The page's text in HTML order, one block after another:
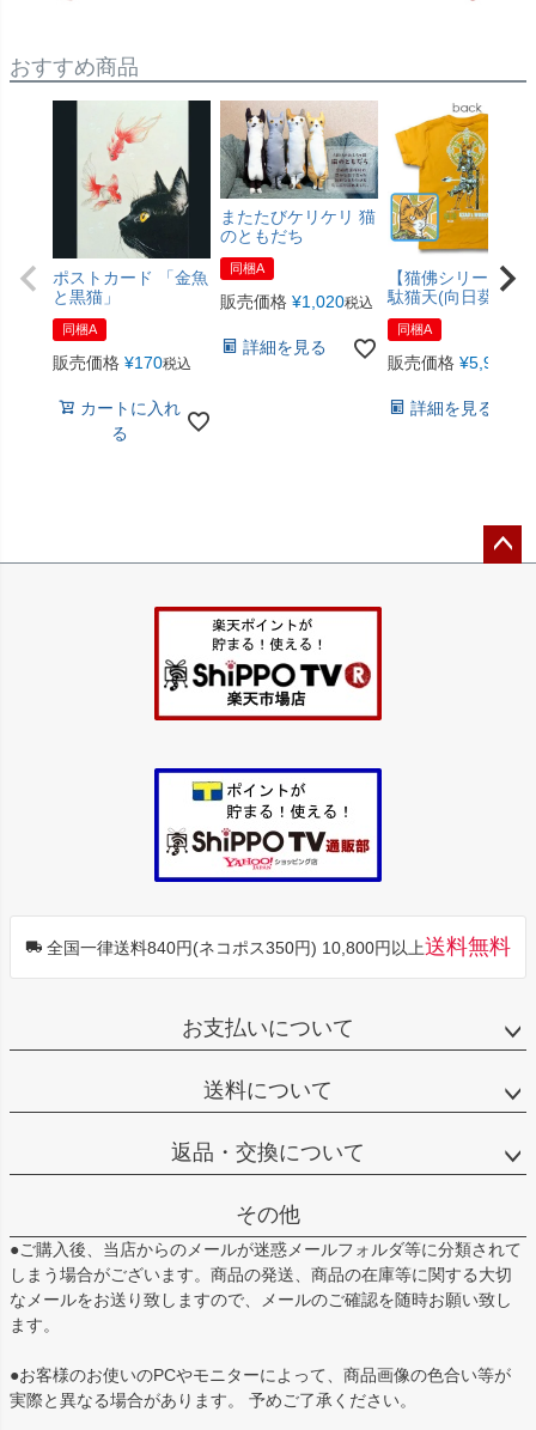
おすすめ商品
ポストカード 「金魚
と黒猫」
同梱A
販売価格 ¥170税込
カートに入れ
る
またたびケリケリ 猫
のともだち
同梱A
販売価格 ¥1,020税込
詳細を見る
【猫佛シリーズ】
駄猫天(向日葵色)
同梱A
販売価格 ¥5,940
詳細を見る
全国一律送料840円(ネコポス350円) 10,800円以上送料無料
お支払いについて
送料について
返品・交換について
その他
●ご購入後、当店からのメールが迷惑メールフォルダ等に分類されて
しまう場合がございます。商品の発送、商品の在庫等に関する大切
なメールをお送り致しますので、メールのご確認を随時お願い致し
ます。
●お客様のお使いのPCやモニターによって、商品画像の色合い等が
実際と異なる場合があります。 予めご了承ください。